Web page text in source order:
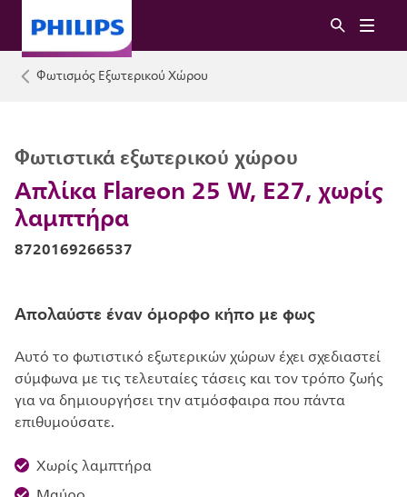
Φωτισμός Εξωτερικού Χώρου
Απλίκα Flareon 25 W, E27, χωρίς
λαμπτήρα
Φωτιστικά εξωτερικού χώρου
8720169266537
Απολαύστε έναν όμορφο κήπο με φως
Αυτό το φωτιστικό εξωτερικών χώρων έχει σχεδιαστεί
σύμφωνα με τις τελευταίες τάσεις και τον τρόπο ζωής
για να δημιουργήσει την ατμόσφαιρα που πάντα
επιθυμούσατε.
Χωρίς λαμπτήρα